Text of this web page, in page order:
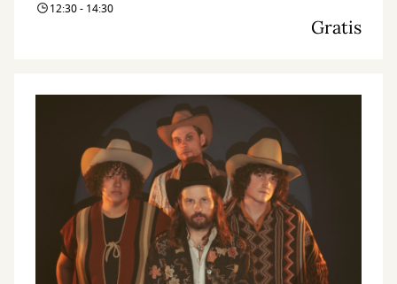
12:30 - 14:30
Gratis